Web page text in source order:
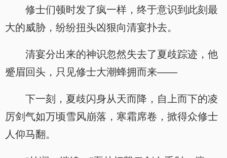
修士们顿时发了疯一样，终于意识到此刻最
大的威胁，纷纷扭头凶狠向清宴扑去。
清宴分出来的神识忽然失去了夏歧踪迹，他
蹙眉回头，只见修士大潮蜂拥而来——
下一刻，夏歧闪身从天而降，自上而下的凌
厉剑气如万顷雪风崩落，寒霜席卷，掀得众修士
人仰马翻。